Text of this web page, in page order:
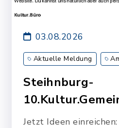
Steihnburg-
Suche nach Pr…
Jetzt Ideen
03.08.2026
Aktuelle Meldung
Breitenberg
Kronsmoor
Lägerdorf